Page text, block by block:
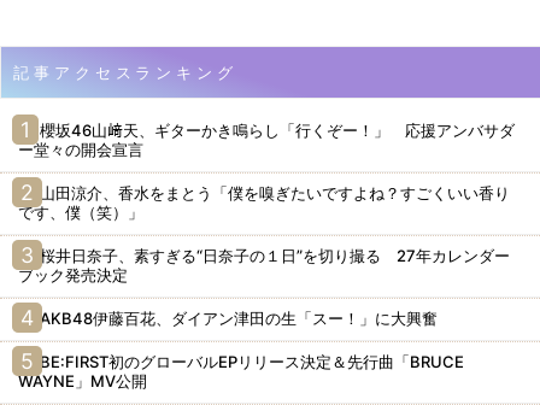
記事アクセスランキング
櫻坂46山﨑天、ギターかき鳴らし「行くぞー！」 応援アンバサダ
ー堂々の開会宣言
山田涼介、香水をまとう「僕を嗅ぎたいですよね？すごくいい香り
です、僕（笑）」
桜井日奈子、素すぎる“日奈子の１日”を切り撮る 27年カレンダー
ブック発売決定
AKB48伊藤百花、ダイアン津田の生「スー！」に大興奮
BE:FIRST初のグローバルEPリリース決定＆先行曲「BRUCE
WAYNE」MV公開